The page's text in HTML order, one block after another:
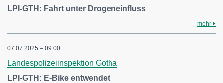
LPI-GTH: Fahrt unter Drogeneinfluss
mehr
07.07.2025 – 09:00
Landespolizeiinspektion Gotha
LPI-GTH: E-Bike entwendet